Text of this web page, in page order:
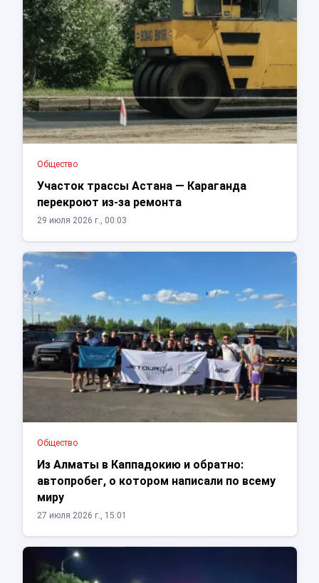
Общество
Участок трассы Астана — Караганда
перекроют из-за ремонта
29 июля 2026 г., 00:03
Общество
Из Алматы в Каппадокию и обратно:
автопробег, о котором написали по всему
миру
27 июля 2026 г., 15:01